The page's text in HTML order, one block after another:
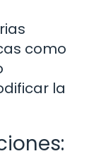
como
la